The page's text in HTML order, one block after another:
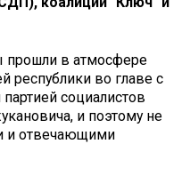
прошли в атмосфере
республики во главе с
социалистов
и поэтому не
и отвечающими